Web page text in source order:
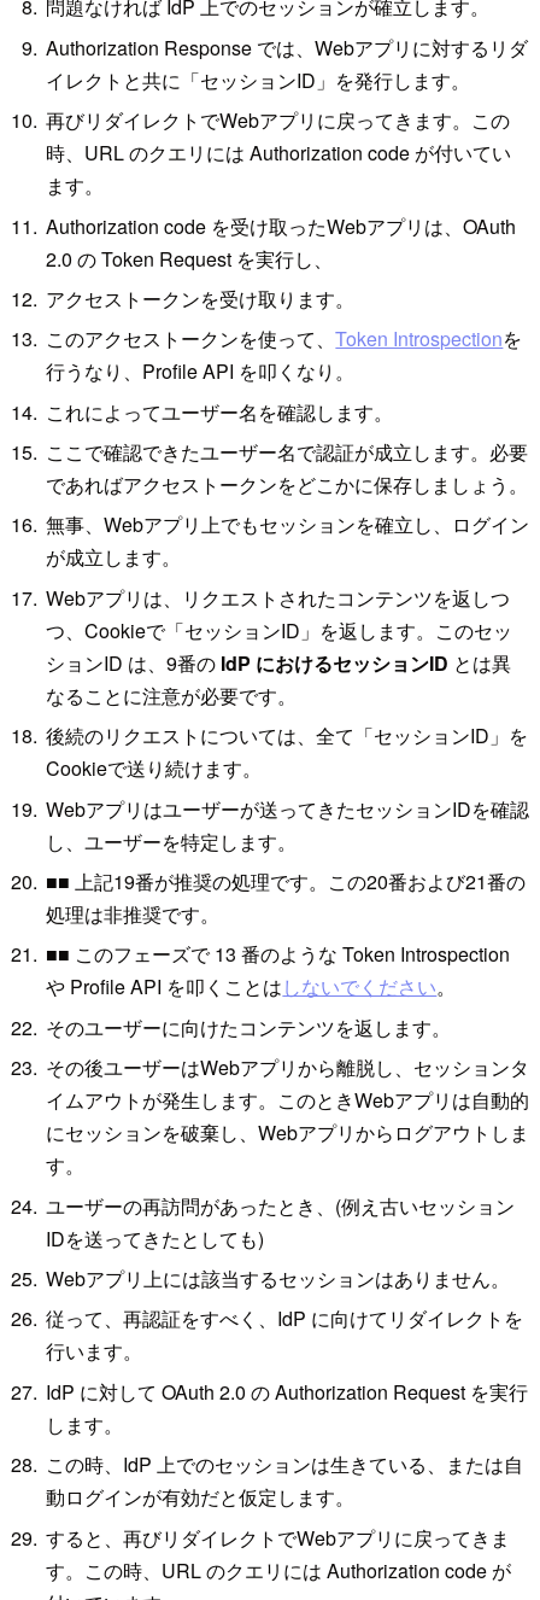
問題なければ IdP 上でのセッションが確立します。
Authorization Response では、Webアプリに対するリダ
イレクトと共に「セッションID」を発行します。
再びリダイレクトでWebアプリに戻ってきます。この
時、URL のクエリには Authorization code が付いてい
ます。
Authorization code を受け取ったWebアプリは、OAuth
2.0 の Token Request を実行し、
アクセストークンを受け取ります。
このアクセストークンを使って、Token Introspectionを
行うなり、Profile API を叩くなり。
これによってユーザー名を確認します。
ここで確認できたユーザー名で認証が成立します。必要
であればアクセストークンをどこかに保存しましょう。
無事、Webアプリ上でもセッションを確立し、ログイン
が成立します。
Webアプリは、リクエストされたコンテンツを返しつ
つ、Cookieで「セッションID」を返します。このセッ
ションID は、9番の IdP におけるセッションID とは異
なることに注意が必要です。
後続のリクエストについては、全て「セッションID」を
Cookieで送り続けます。
Webアプリはユーザーが送ってきたセッションIDを確認
し、ユーザーを特定します。
■■ 上記19番が推奨の処理です。この20番および21番の
処理は非推奨です。
■■ このフェーズで 13 番のような Token Introspection
や Profile API を叩くことはしないでください。
そのユーザーに向けたコンテンツを返します。
その後ユーザーはWebアプリから離脱し、セッションタ
イムアウトが発生します。このときWebアプリは自動的
にセッションを破棄し、Webアプリからログアウトしま
す。
ユーザーの再訪問があったとき、(例え古いセッション
IDを送ってきたとしても)
Webアプリ上には該当するセッションはありません。
従って、再認証をすべく、IdP に向けてリダイレクトを
行います。
IdP に対して OAuth 2.0 の Authorization Request を実行
します。
この時、IdP 上でのセッションは生きている、または自
動ログインが有効だと仮定します。
すると、再びリダイレクトでWebアプリに戻ってきま
す。この時、URL のクエリには Authorization code が